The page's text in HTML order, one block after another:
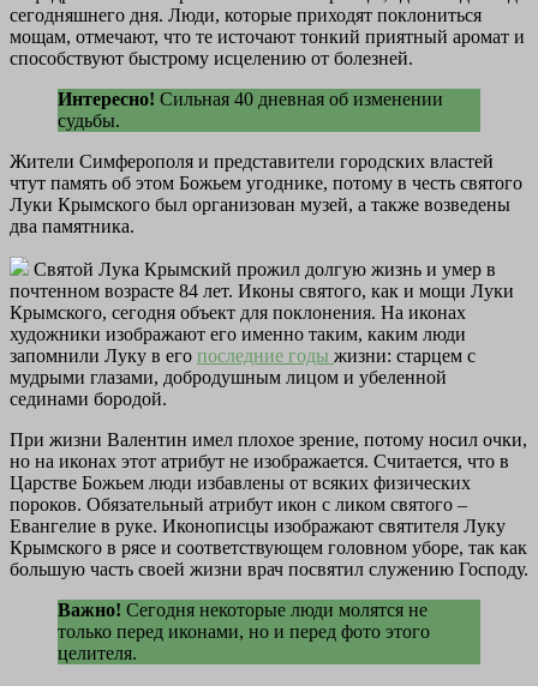
сегодняшнего дня. Люди, которые приходят поклониться
мощам, отмечают, что те источают тонкий приятный аромат и
способствуют быстрому исцелению от болезней.
Интересно! Сильная 40 дневная об изменении
судьбы.
Жители Симферополя и представители городских властей
чтут память об этом Божьем угоднике, потому в честь святого
Луки Крымского был организован музей, а также возведены
два памятника.
Святой Лука Крымский прожил долгую жизнь и умер в
почтенном возрасте 84 лет. Иконы святого, как и мощи Луки
Крымского, сегодня объект для поклонения. На иконах
художники изображают его именно таким, каким люди
запомнили Луку в его последние годы жизни: старцем с
мудрыми глазами, добродушным лицом и убеленной
сединами бородой.
При жизни Валентин имел плохое зрение, потому носил очки,
но на иконах этот атрибут не изображается. Считается, что в
Царстве Божьем люди избавлены от всяких физических
пороков. Обязательный атрибут икон с ликом святого –
Евангелие в руке. Иконописцы изображают святителя Луку
Крымского в рясе и соответствующем головном уборе, так как
большую часть своей жизни врач посвятил служению Господу.
Важно! Сегодня некоторые люди молятся не
только перед иконами, но и перед фото этого
целителя.